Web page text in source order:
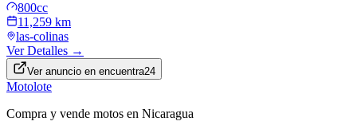
800cc
11,259 km
las-colinas
Ver Detalles →
Ver anuncio en encuentra24
Motolote
Compra y vende motos en Nicaragua